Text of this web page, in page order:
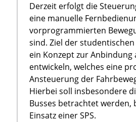
Derzeit erfolgt die
eine manuelle
vorprogrammierten
sind. Ziel der
ein Konzept zur
entwickeln, welches eine
Ansteuerung der
Hierbei soll insbesondere
Busses betrachtet werden,
Einsatz einer SPS.